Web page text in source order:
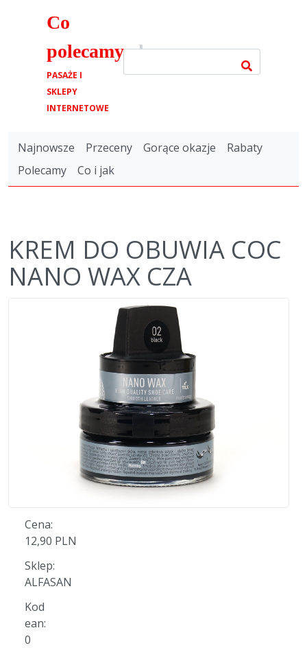
Co
polecamy.pl
PASAŻE I
SKLEPY
INTERNETOWE
Najnowsze Przeceny Gorące okazje
Rabaty
Polecamy
Co i jak
KREM DO OBUWIA COC
NANO WAX CZA
Cena:
12,90 PLN
Sklep:
ALFASAN
Kod
ean:
0